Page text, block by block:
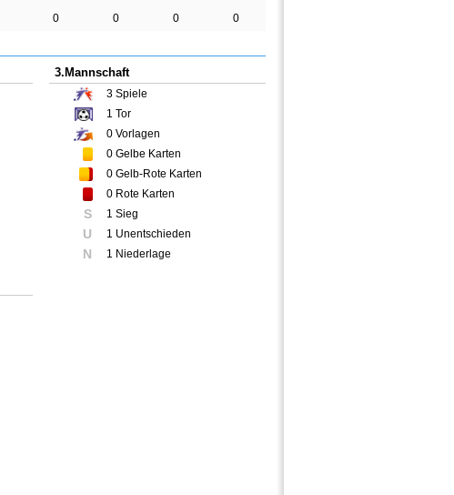
0 0 0 0
3.Mannschaft
3 Spiele
1 Tor
0 Vorlagen
0 Gelbe Karten
0 Gelb-Rote Karten
0 Rote Karten
S 1 Sieg
U 1 Unentschieden
N 1 Niederlage